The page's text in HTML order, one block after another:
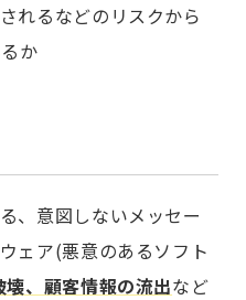
れるなどのリスクから
か
、意図しないメッセー
ェア(悪意のあるソフト
壊、顧客情報の流出など